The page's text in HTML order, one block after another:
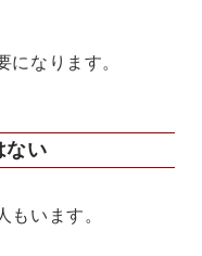
になります。
ない
もいます。